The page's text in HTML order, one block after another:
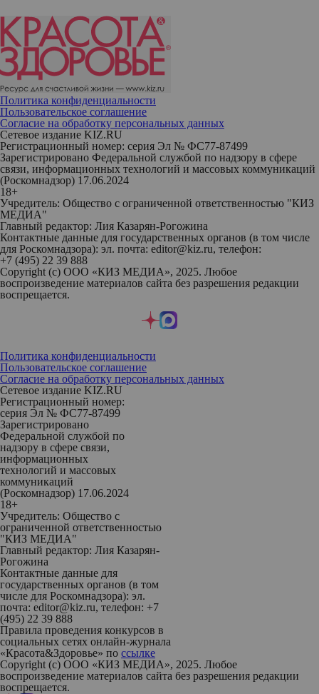
Политика конфиденциальности
Пользовательское соглашение
Согласие на обработку персональных данных
Сетевое издание KIZ.RU
Регистрационный номер: серия Эл № ФС77-87499
Зарегистрировано Федеральной службой по надзору в сфере
связи, информационных технологий и массовых коммуникаций
(Роскомнадзор) 17.06.2024
18+
Учредитель: Общество с ограниченной ответственностью "КИЗ
МЕДИА"
Главный редактор: Лия Казарян-Рогожина
Контактные данные для государственных органов (в том числе
для Роскомнадзора): эл. почта: editor@kiz.ru, телефон:
+7 (495) 22 39 888
Copyright (с) ООО «КИЗ МЕДИА», 2025. Любое
воспроизведение материалов сайта без разрешения редакции
воспрещается.
Политика конфиденциальности
Пользовательское соглашение
Согласие на обработку персональных данных
Сетевое издание KIZ.RU
Регистрационный номер:
серия Эл № ФС77-87499
Зарегистрировано
Федеральной службой по
надзору в сфере связи,
информационных
технологий и массовых
коммуникаций
(Роскомнадзор) 17.06.2024
18+
Учредитель: Общество с
ограниченной ответственностью
"КИЗ МЕДИА"
Главный редактор: Лия Казарян-
Рогожина
Контактные данные для
государственных органов (в том
числе для Роскомнадзора): эл.
почта: editor@kiz.ru, телефон: +7
(495) 22 39 888
Правила проведения конкурсов в
социальных сетях онлайн-журнала
«Красота&Здоровье» по ссылке
Copyright (с) ООО «КИЗ МЕДИА», 2025. Любое
воспроизведение материалов сайта без разрешения редакции
воспрещается.